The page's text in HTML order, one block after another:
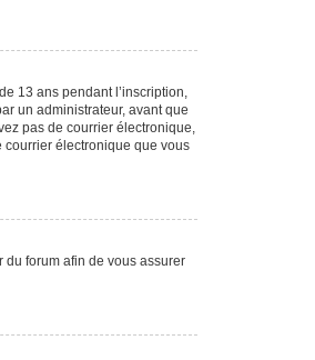
13 ans pendant l’inscription,
un administrateur, avant que
pas de courrier électronique,
courrier électronique que vous
du forum afin de vous assurer